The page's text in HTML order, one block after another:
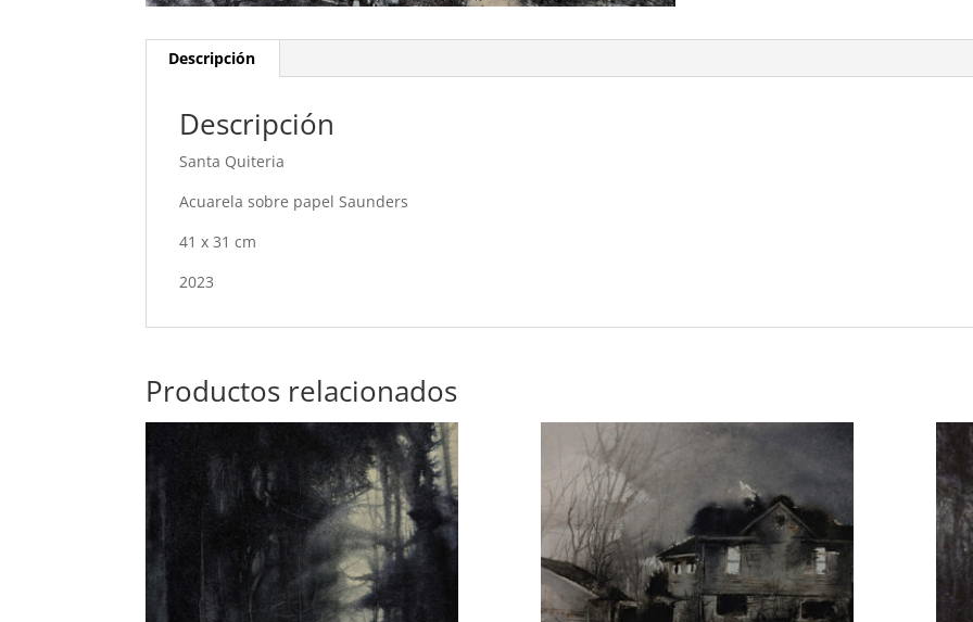
Descripción
Descripción
Santa Quiteria
Acuarela sobre papel Saunders
41 x 31 cm
2023
Productos relacionados